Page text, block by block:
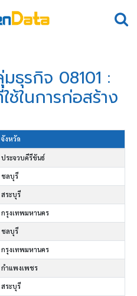
ธุรกิจ 08101 :
ช้ในการก่อสร้าง
จังหวัด
ประจวบคีรีขันธ์
ชลบุรี
สระบุรี
กรุงเทพมหานคร
ชลบุรี
กรุงเทพมหานคร
กำแพงเพชร
สระบุรี